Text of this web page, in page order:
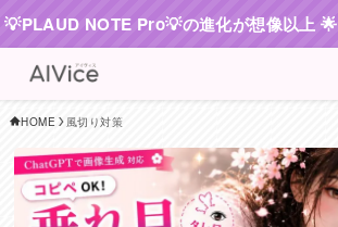
💡PLAUD NOTE Pro💡の進化が想像以上 🌟
HOME 風切り対策